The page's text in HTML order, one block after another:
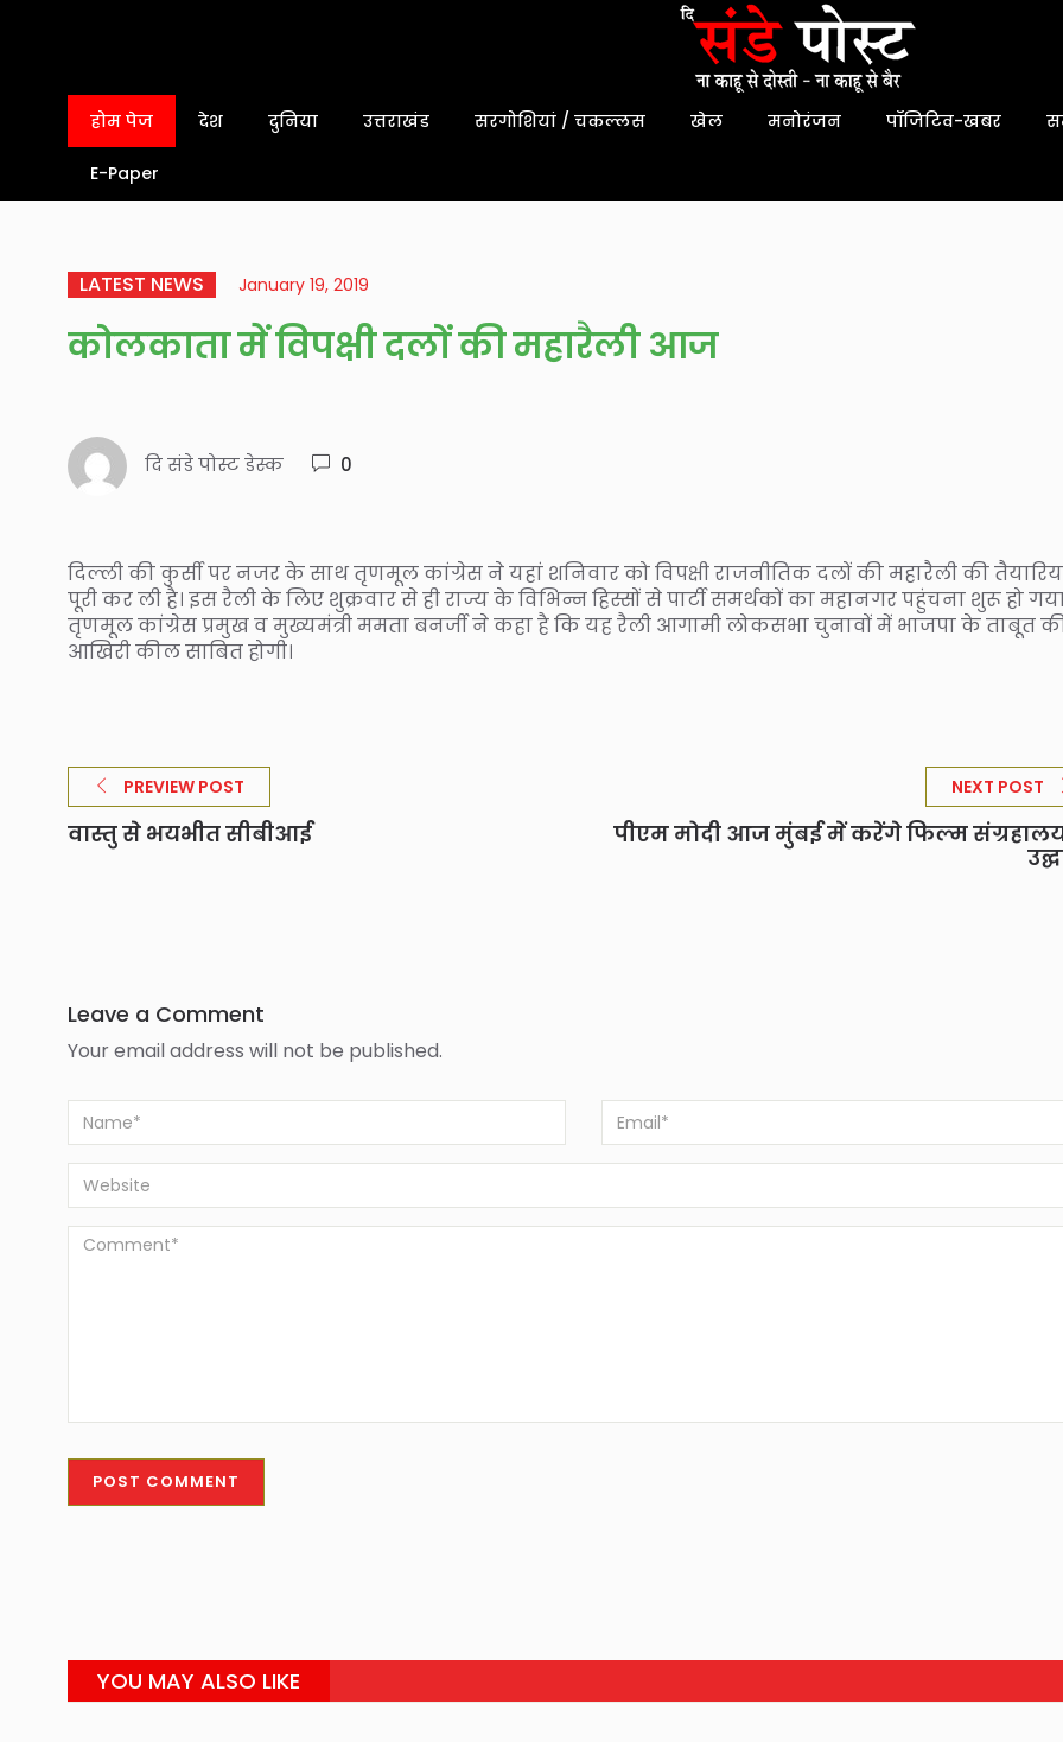
होम पेज देश दुनिया उत्तराखंड सरगोशियां / चकल्लस खेल मनोरंजन पॉजिटिव-खबर
E-Paper
LATEST NEWS January 19, 2019
कोलकाता में विपक्षी दलों की महारैली आज
दि संडे पोस्ट डेस्क 0
दिल्ली की कुर्सी पर नजर के साथ तृणमूल कांग्रेस ने यहां शनिवार को विपक्षी राजनीतिक दलों की महारैली की
पूरी कर ली है। इस रैली के लिए शुक्रवार से ही राज्य के विभिन्न हिस्सों से पार्टी समर्थकों का महानगर पहुंचना शुरू हो
तृणमूल कांग्रेस प्रमुख व मुख्यमंत्री ममता बनर्जी ने कहा है कि यह रैली आगामी लोकसभा चुनावों में भाजपा के ताबूत
आखिरी कील साबित होगी।
PREVIEW POST
वास्तु से भयभीत सीबीआई
NEXT POST
पीएम मोदी आज मुंबई में करेंगे फिल्म
Leave a Comment
Your email address will not be published.
YOU MAY ALSO LIKE